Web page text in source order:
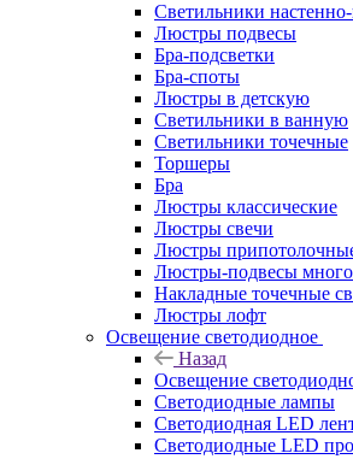
Светильники
Люстры подвесы
Бра-подсветки
Бра-споты
Люстры в детскую
Светильники в ванную
Светильники точечные
Торшеры
Бра
Люстры классические
Люстры свечи
Люстры
Люстры-подвесы
Накладные точечные
Люстры лофт
Освещение светодиодное
Назад
Освещение
Светодиодные лампы
Светодиодная LED
Светодиодные LED